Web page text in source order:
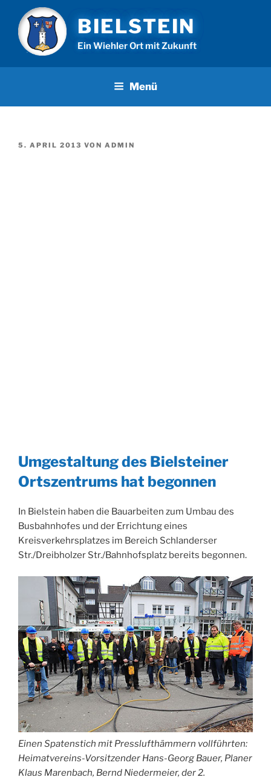
Inhalt
springen
BIELSTEIN
Ein Wiehler Ort mit Zukunft
Menü
VERÖFFENTLICHT
5. APRIL 2013 VON ADMIN
Umgestaltung des Bielsteiner
Ortszentrums hat begonnen
In Bielstein haben die Bauarbeiten zum Umbau des
Busbahnhofes und der Errichtung eines
Kreisverkehrsplatzes im Bereich Schlanderser
Str./Dreibholzer Str./Bahnhofsplatz bereits begonnen.
Einen Spatenstich mit Presslufthämmern vollführten:
Heimatvereins-Vorsitzender Hans-Georg Bauer, Planer
Klaus Marenbach, Bernd Niedermeier, der 2.